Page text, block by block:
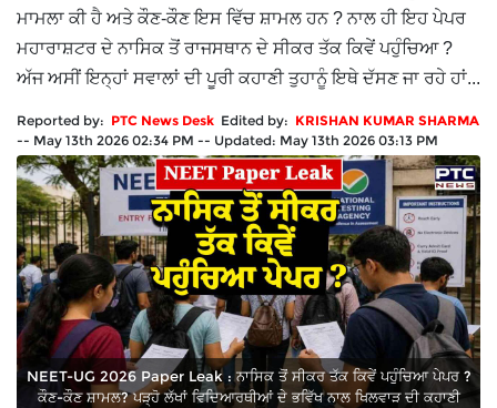
ਮਾਮਲਾ ਕੀ ਹੈ ਅਤੇ ਕੌਣ-ਕੌਣ ਇਸ ਵਿੱਚ ਸ਼ਾਮਲ ਹਨ ? ਨਾਲ ਹੀ ਇਹ ਪੇਪਰ
ਮਹਾਰਾਸ਼ਟਰ ਦੇ ਨਾਸਿਕ ਤੋਂ ਰਾਜਸਥਾਨ ਦੇ ਸੀਕਰ ਤੱਕ ਕਿਵੇਂ ਪਹੁੰਚਿਆ ?
ਅੱਜ ਅਸੀਂ ਇਨ੍ਹਾਂ ਸਵਾਲਾਂ ਦੀ ਪੂਰੀ ਕਹਾਣੀ ਤੁਹਾਨੂੰ ਇਥੇ ਦੱਸਣ ਜਾ ਰਹੇ ਹਾਂ...
Reported by: PTC News Desk Edited by: KRISHAN KUMAR SHARMA
-- May 13th 2026 02:34 PM -- Updated: May 13th 2026 03:13 PM
NEET-UG 2026 Paper Leak : ਨਾਸਿਕ ਤੋਂ ਸੀਕਰ ਤੱਕ ਕਿਵੇਂ ਪਹੁੰਚਿਆ ਪੇਪਰ ?
ਕੌਣ-ਕੌਣ ਸ਼ਾਮਲ? ਪੜ੍ਹੋ ਲੱਖਾਂ ਵਿਦਿਆਰਥੀਆਂ ਦੇ ਭਵਿੱਖ ਨਾਲ ਖਿਲਵਾੜ ਦੀ ਕਹਾਣੀ